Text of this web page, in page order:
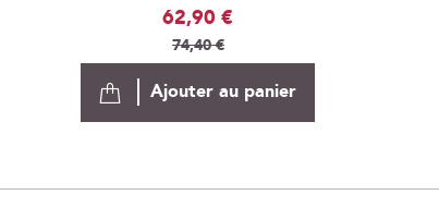
Prix
Spécial
62,90 €
74,40 €
Ajouter au panier